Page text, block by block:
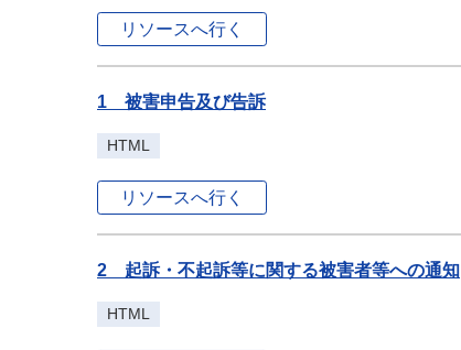
リソースへ行く
1 被害申告及び告訴
HTML
リソースへ行く
2 起訴・不起訴等に関する被害者等への通知
HTML